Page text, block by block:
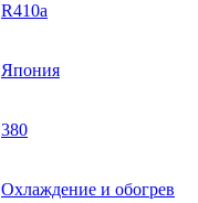
R410a
Япония
380
Охлаждение и обогрев